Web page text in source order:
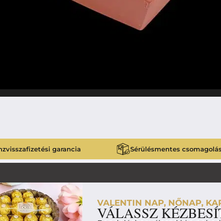
garancia Sérülésmentes
VALENTIN NAP, NŐNAP,
VÁLASSZ